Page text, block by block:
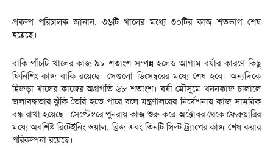
প্রকল্প পরিচালক জানান, ৩৬টি খালের মধ্যে ৩০টির কাজ শতভাগ শেষ
হয়েছে।
বাকি পাঁচটি খালের কাজ ৯৮ শতাংশ সম্পন্ন হলেও আগাম বর্ষার কারণে কিছু
ফিনিশিং কাজ বাকি রয়েছে। সেগুলো ডিসেম্বরের মধ্যে শেষ হবে। অন্যদিকে
হিজড়া খালের কাজের অগ্রগতি ৬৮ শতাংশ। বর্ষা মৌসুমে খননকাজ চালালে
জলাবদ্ধতার ঝুঁকি তৈরি হতে পারে বলে মন্ত্রণালয়ের নির্দেশনায় কাজ সাময়িক
বন্ধ রাখা হয়েছে। সেপ্টেম্বরে পুনরায় কাজ শুরু করে অক্টোবর থেকে ফেব্রুয়ারির
মধ্যে অবশিষ্ট রিটেইনিং ওয়াল, ব্রিজ এবং তিনটি সিল্ট ট্র্যাপের কাজ শেষ করার
পরিকল্পনা রয়েছে।